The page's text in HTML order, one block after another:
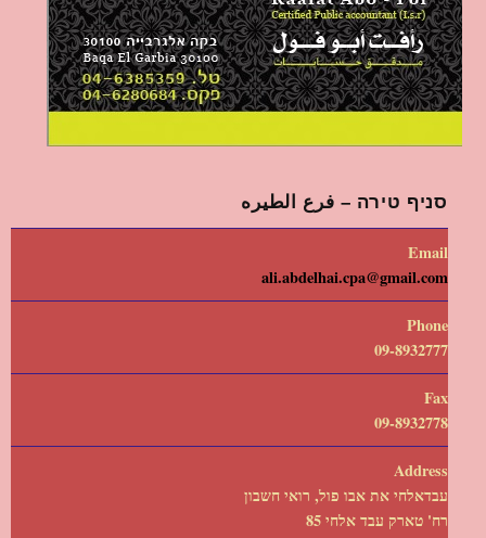
סניף טירה – فرع الطيره
Email
ali.abdelhai.cpa@gmail.com
Phone
09-8932777
Fax
09-8932778
Address
עבדאלחי את אבו פול, רואי חשבון
רח' טארק עבד אלחי 85